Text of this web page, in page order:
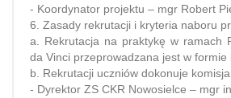
- Koordynator projektu – mgr Robert
6. Zasady rekrutacji i kryteria naboru
a. Rekrutacja na praktykę w ramach
da Vinci przeprowadzana jest w formie
b. Rekrutacji uczniów dokonuje komisja
- Dyrektor ZS CKR Nowosielce – mgr